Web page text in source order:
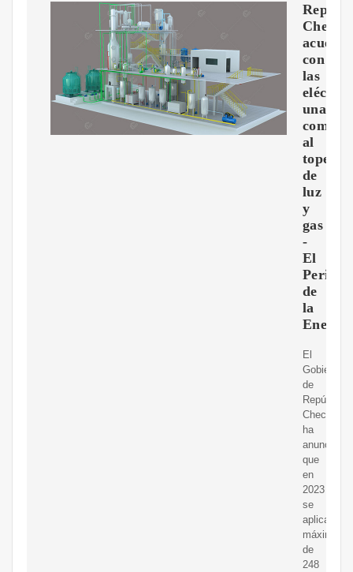
Checa
con
las
una
al
tope
de
luz
y
gas
-
El
de
la
Energía
El
Gobierno
de
República
Checa
ha
anunciado
que
en
2023
se
aplicarán
máximos
de
248